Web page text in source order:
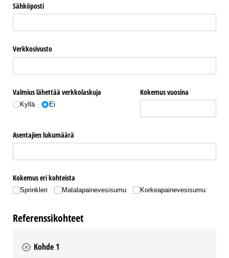
Sähköposti
Verkkosivusto
Valmius lähettää verkkolaskuja
Kyllä Ei
Kokemus vuosina
Asentajien lukumäärä
Kokemus eri kohteista
Sprinkleri Matalapainevesisumu Korkeapainevesisumu
Referenssikohteet
Kohde 1